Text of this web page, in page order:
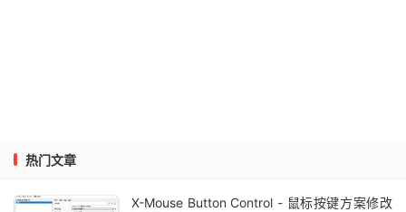
热门文章
X-Mouse Button Control - 鼠标按键方案修改